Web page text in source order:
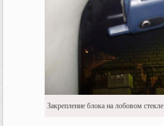
Закрепление блока на лобовом стекле